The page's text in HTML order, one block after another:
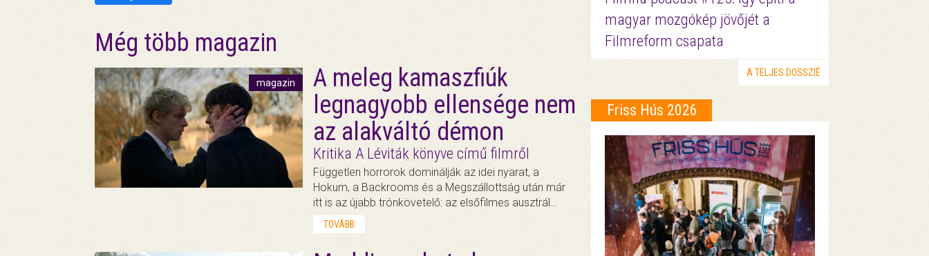
Még több magazin
magazin
A meleg kamaszfiúk
legnagyobb ellensége nem
az alakváltó démon
Kritika A Léviták könyve című filmről
Független horrorok dominálják az idei nyarat, a
Hokum, a Backrooms és a Megszállottság után már
itt is az újabb trónkövetelő: az elsőfilmes ausztrál…
TOVÁBB
magyar mozgókép jövőjét a
Filmreform csapata
A TELJES DOSSZIÉ
Friss Hús 2026